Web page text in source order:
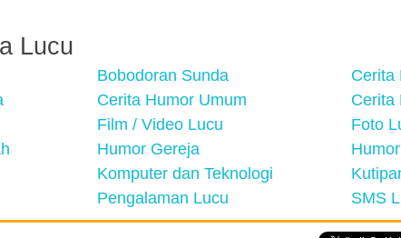
Lucu
Bobodoran Sunda Cerita
Cerita Humor Umum Cerita
Film / Video Lucu Foto
Humor Gereja
Komputer dan Teknologi
Pengalaman Lucu SMS